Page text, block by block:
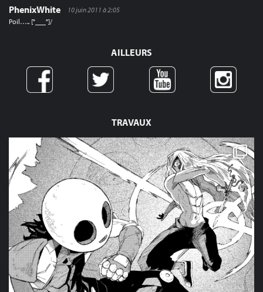
TRAVAUX
PhenixWhite
10 juin 2011 à 2:05
Poil….. [°___°]/
AILLEURS